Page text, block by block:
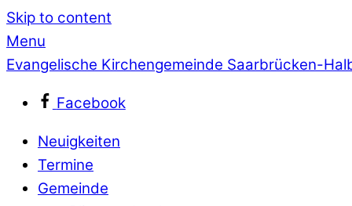
Skip to content
Menu
Evangelische Kirchengemeinde Saarbrücken-
Facebook
Neuigkeiten
Termine
Gemeinde